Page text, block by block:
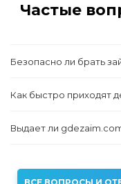
Частые
Безопасно ли брать
Как быстро приходят
Выдает ли